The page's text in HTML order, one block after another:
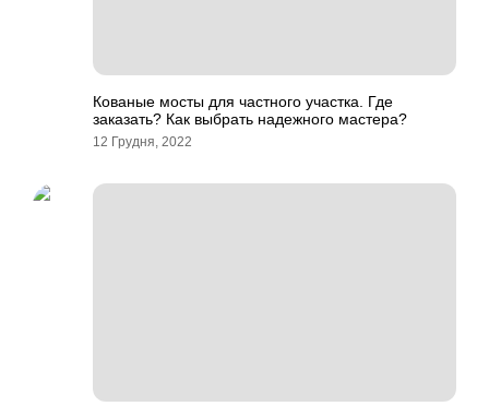
Кованые мосты для частного участка. Где
заказать? Как выбрать надежного мастера?
12 Грудня, 2022